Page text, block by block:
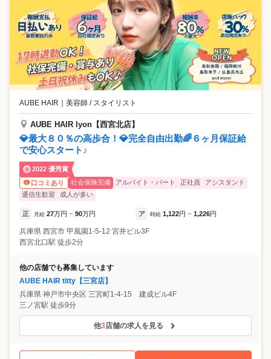
AUBE HAIR ｜ 美容師 / スタイリスト
AUBE HAIR lyon【西宮北店】
💎最大８０％の高歩合！💎完全自由出勤🌈６ヶ月保証給
で安心スタート♪
2022 優秀賞
口コミあり
社会保険完備 アルバイト・パート 正社員
アシスタント
通信生歓迎
成人が多い
正 月給 27万円 ~ 90万円 ア 時給 1,122円 ~ 1,226円
兵庫県 西宮市 甲風園1-5-12 宮井ビル3F
西宮北口駅 徒歩2分
他の店舗でも募集しています
AUBE HAIR titty【三宮店】
兵庫県 神戸市中央区 三宮町1-4-15 建成ビル4F
三ノ宮駅 徒歩9分
他3店舗の求人を見る